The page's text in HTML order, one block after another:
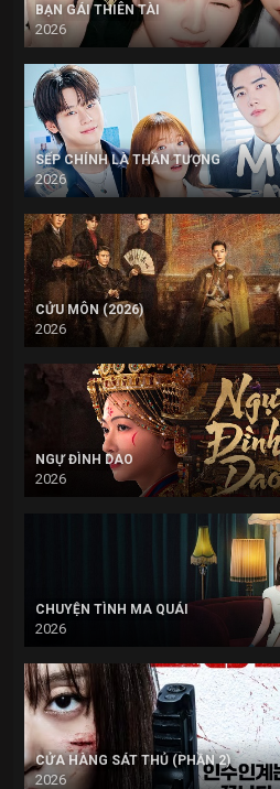
BẠN GÁI THIÊN TÀI
2026
SẾP CHÍNH LÀ THẦN TƯỢNG
2026
CỬU MÔN (2026)
2026
NGỰ ĐÌNH DAO
2026
CHUYỆN TÌNH MA QUÁI
2026
CỬA HÀNG SÁT THỦ (PHẦN 2)
2026